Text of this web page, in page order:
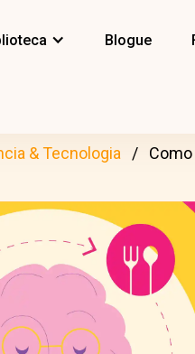
Blogue
& Tecnologia